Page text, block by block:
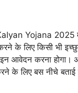
Yojana 2025
के लिए किसी भी
आवेदन करना
के लिए बस नीचे